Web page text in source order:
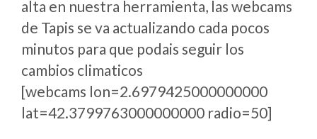
alta en nuestra herramienta, las webcams
de Tapis se va actualizando cada pocos
minutos para que podais seguir los
cambios climaticos
[webcams lon=2.6979425000000000
lat=42.3799763000000000 radio=50]